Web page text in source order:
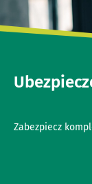
Zabezpiecz